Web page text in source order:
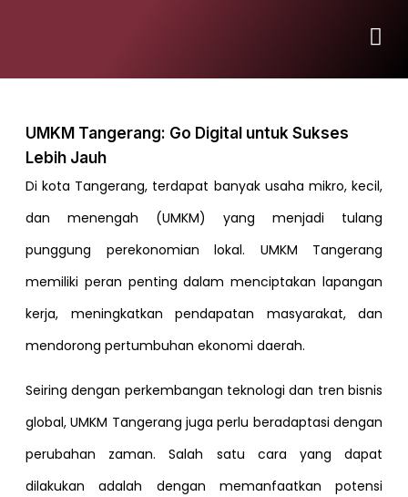
UMKM Tangerang: Go Digital untuk Sukses
Lebih Jauh
Di kota Tangerang, terdapat banyak usaha mikro, kecil,
dan menengah (UMKM) yang menjadi tulang
punggung perekonomian lokal. UMKM Tangerang
memiliki peran penting dalam menciptakan lapangan
kerja, meningkatkan pendapatan masyarakat, dan
mendorong pertumbuhan ekonomi daerah.
Seiring dengan perkembangan teknologi dan tren bisnis
global, UMKM Tangerang juga perlu beradaptasi dengan
perubahan zaman. Salah satu cara yang dapat
dilakukan adalah dengan memanfaatkan potensi